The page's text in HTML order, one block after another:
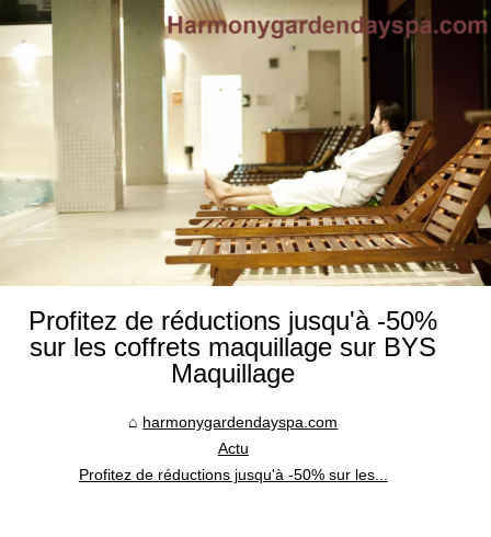
Profitez de réductions jusqu'à -50%
sur les coffrets maquillage sur BYS
Maquillage
harmonygardendayspa.com
Actu
Profitez de réductions jusqu'à -50% sur les...